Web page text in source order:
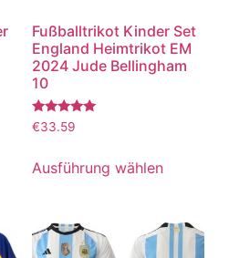
Fußballtrikot Kinder Set
England Heimtrikot EM
2024 Jude Bellingham
10
Bewertet
mit
von 5
€33.59
Ausführung wählen